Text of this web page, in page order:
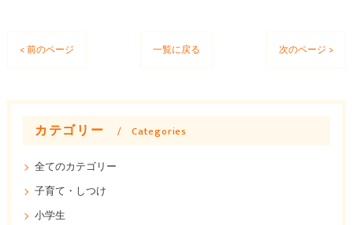
< 前のページ 一覧に戻る 次のページ >
カテゴリー Categories
全てのカテゴリー
子育て・しつけ
小学生